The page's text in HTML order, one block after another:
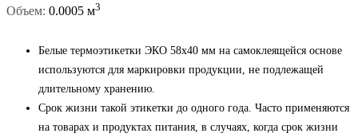
Объем: 0.0005 м3
Белые термоэтикетки ЭКО 58x40 мм на самоклеящейся основе
используются для маркировки продукции, не подлежащей
длительному хранению.
Срок жизни такой этикетки до одного года. Часто применяются
на товарах и продуктах питания, в случаях, когда срок жизни